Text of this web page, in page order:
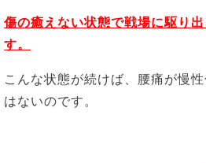
傷の癒えない状態で戦場に駆り
す。
こんな状態が続けば、腰痛が慢
はないのです。